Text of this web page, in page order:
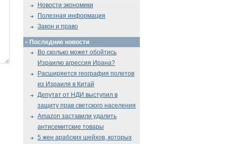
Новости экономики
Полезная информация
Закон и право
Последние новости
Во сколько может обойтись
Израилю агрессия Ирана?
Расширяется география полетов
из Израиля в Китай
Депутат от НДИ выступил в
защиту прав светского населения
Amazon заставили удалить
антисемитские товары
5 жен арабских шейхов, которых